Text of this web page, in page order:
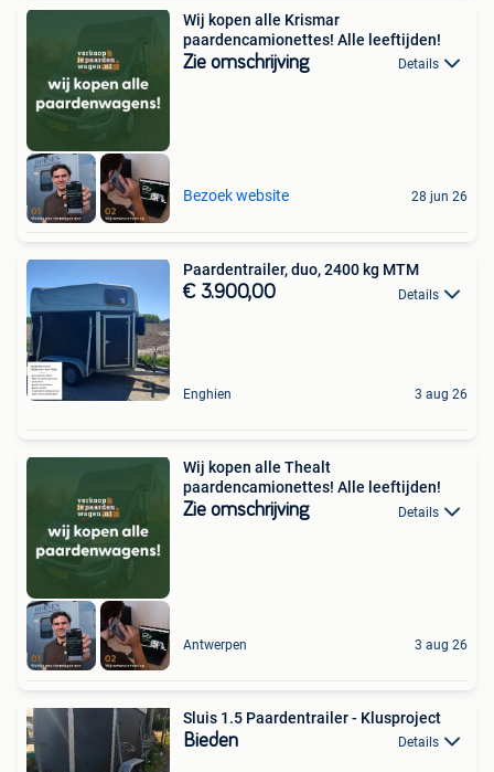
Wij kopen alle Krismar
paardencamionettes! Alle leeftijden!
Zie omschrijving Details
Bezoek website 28 jun 26
Paardentrailer, duo, 2400 kg MTM
€ 3.900,00 Details
Enghien 3 aug 26
Wij kopen alle Thealt
paardencamionettes! Alle leeftijden!
Zie omschrijving Details
Antwerpen 3 aug 26
Sluis 1.5 Paardentrailer - Klusproject
Bieden Details